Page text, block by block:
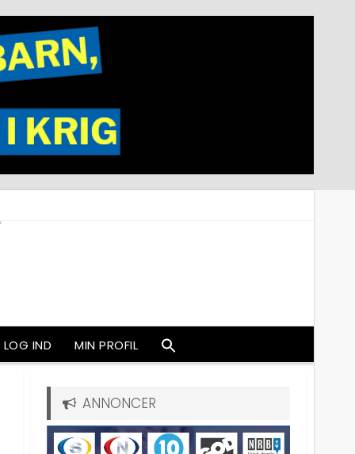
LOG IND MIN PROFIL
ANNONCER